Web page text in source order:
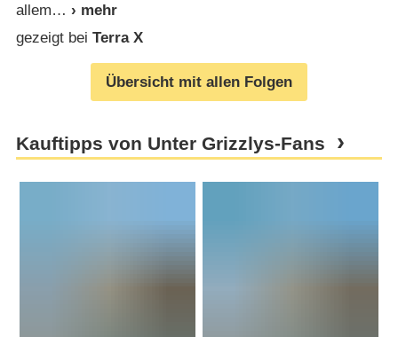
allem
gezeigt bei Terra X
Übersicht mit allen Folgen
Kauftipps von Unter Grizzlys-Fans